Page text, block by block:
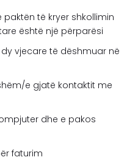
të kryer shkollimin
është një përparësi
vjecare të dëshmuar në
e gjatë kontaktit me
dhe e pakos
faturim